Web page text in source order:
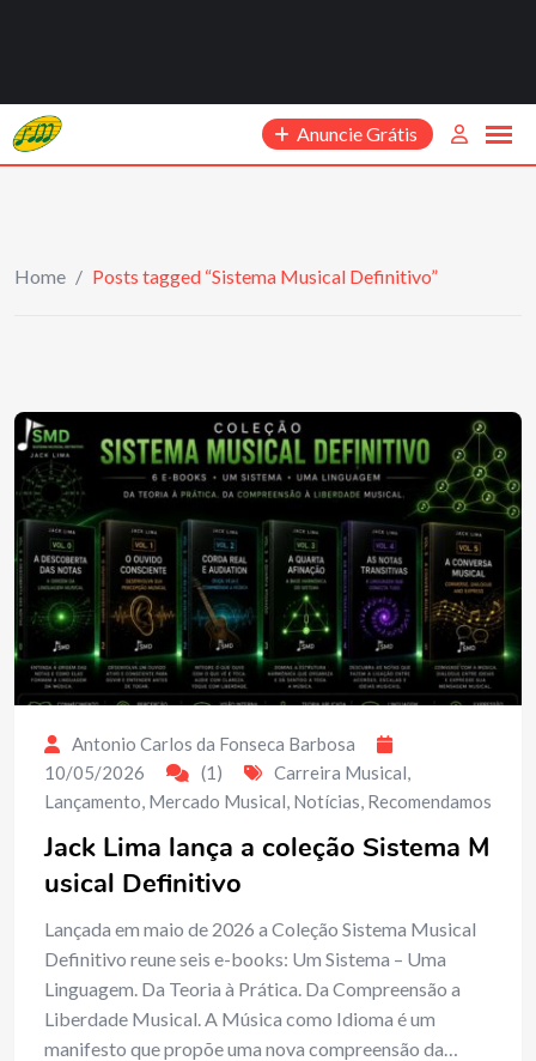
Anuncie Grátis
Home / Posts tagged “Sistema Musical Definitivo”
Antonio Carlos da Fonseca Barbosa
10/05/2026
(1) Carreira Musical,
Lançamento, Mercado Musical, Notícias, Recomendamos
Jack Lima lança a coleção Sistema M
usical Definitivo
Lançada em maio de 2026 a Coleção Sistema Musical
Definitivo reune seis e-books: Um Sistema – Uma
Linguagem. Da Teoria à Prática. Da Compreensão a
Liberdade Musical. A Música como Idioma é um
manifesto que propõe uma nova compreensão da…